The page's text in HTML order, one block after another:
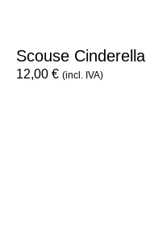
Scouse Cinderella
12,00 € (incl. IVA)